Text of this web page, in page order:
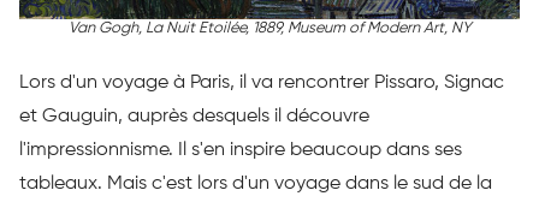
Van Gogh, La Nuit Etoilée, 1889, Museum of Modern Art, NY
Lors d'un voyage à Paris, il va rencontrer Pissaro, Signac
et Gauguin, auprès desquels il découvre
l'impressionnisme. Il s'en inspire beaucoup dans ses
tableaux. Mais c'est lors d'un voyage dans le sud de la